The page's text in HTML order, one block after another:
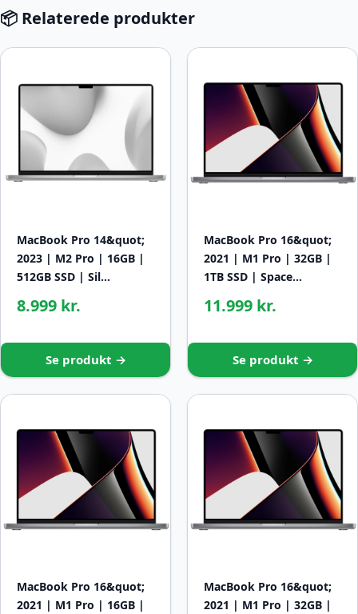
📦 Relaterede produkter
MacBook Pro 14&quot;
2023 | M2 Pro | 16GB |
512GB SSD | Sil…
8.999 kr.
Se produkt →
MacBook Pro 16&quot;
2021 | M1 Pro | 32GB |
1TB SSD | Space…
11.999 kr.
Se produkt →
MacBook Pro 16&quot;
2021 | M1 Pro | 16GB |
MacBook Pro 16&quot;
2021 | M1 Pro | 32GB |